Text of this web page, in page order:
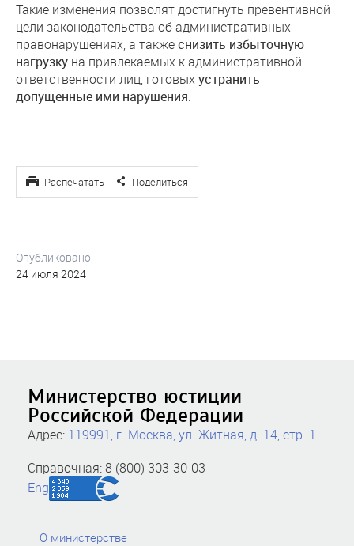
Такие изменения позволят достигнуть превентивной
цели законодательства об административных
правонарушениях, а такжеснизить избыточную
нагрузку на привлекаемых к административной
ответственности лиц, готовых устранить
допущенные ими нарушения.
Распечатать Поделиться
Опубликовано:
24 июля 2024
Министерство юстиции
Российской Федерации
Адрес: 119991, г. Москва, ул. Житная, д. 14, стр. 1
Справочная: 8 (800) 303-30-03
Eng
О министерстве